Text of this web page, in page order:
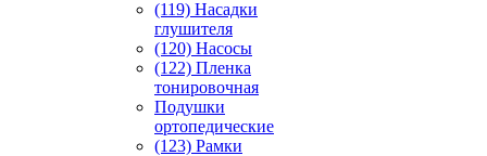
(119) Насадки
глушителя
(120) Насосы
(122) Пленка
тонировочная
Подушки
ортопедические
(123) Рамки